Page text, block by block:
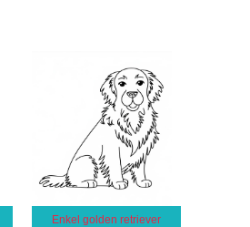
Enkel golden retriever